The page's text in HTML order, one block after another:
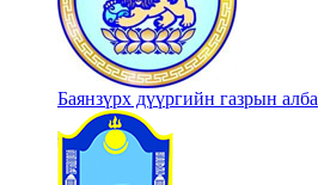
Баянзүрх дүүргийн газрын алба